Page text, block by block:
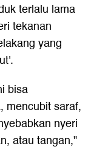
terlalu lama
tekanan
yang
bisa
mencubit saraf,
nyeri
atau tangan,"